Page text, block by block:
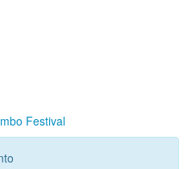
Festival